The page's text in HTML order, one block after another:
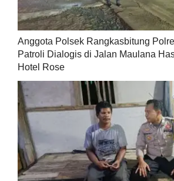
Anggota Polsek Rangkasbitung
Patroli Dialogis di Jalan Maulana
Hotel Rose